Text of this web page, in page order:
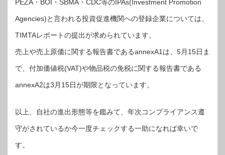
PEZA・BOI・SBMA・CDC等のIPAs(Investment Promotion
Agencies)と言われる投資促進機関への登録企業については、
TIMTAレポートの提出が求められています。
売上や売上原価に関する報告書であるannexA1は、5月15日ま
で、付加価値税(VAT)や物品税の免税に関する報告書である
annexA2は3月15日が期限となっています。
以上、自社の進出形態等を鑑みて、年次コンプライアンス遵
守がされているか今一度チェックする一助になれば幸いで
す。